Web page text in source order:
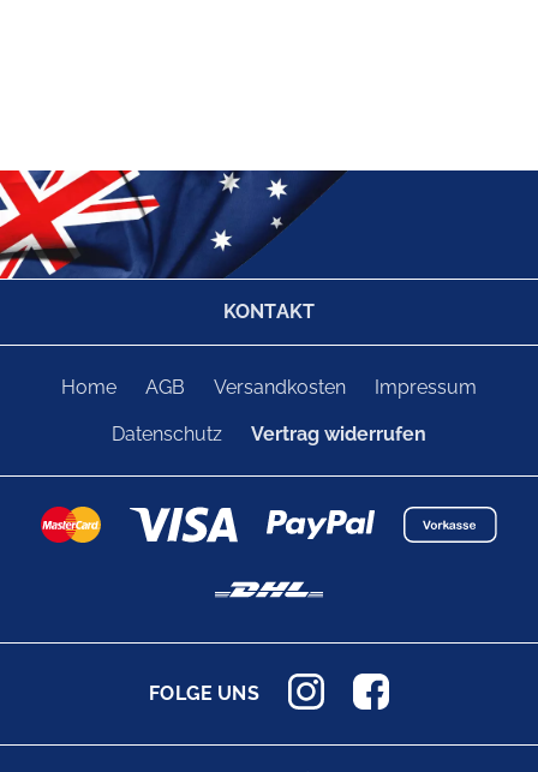
KONTAKT
Home AGB Versandkosten Impressum
Datenschutz Vertrag widerrufen
FOLGE UNS